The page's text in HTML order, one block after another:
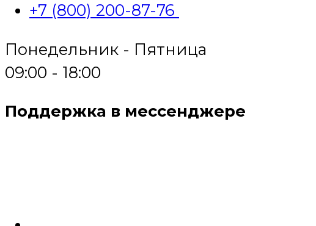
+7 (800) 200-87-76
Понедельник - Пятница
09:00 - 18:00
Поддержка в мессенджере